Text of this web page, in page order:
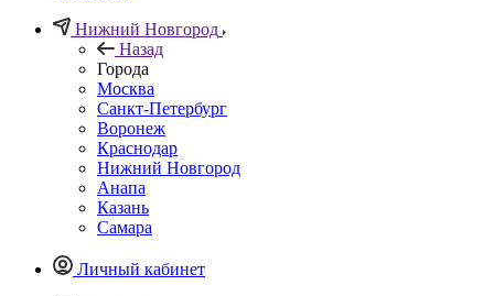
Нижний Новгород
Назад
Города
Москва
Санкт-Петербург
Воронеж
Краснодар
Нижний Новгород
Анапа
Казань
Самара
Личный кабинет